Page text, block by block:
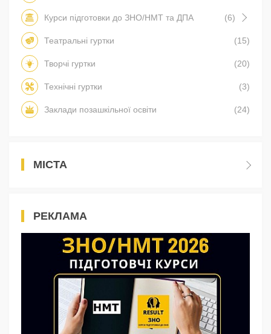
Курси підготовки до ЗНО/НМТ та ДПА (6)
Театральні гуртки (15)
Творчі гуртки (20)
Технічні гуртки (3)
Заклади позашкільної освіти (24)
МІСТА
РЕКЛАМА